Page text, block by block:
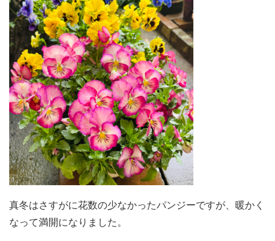
真冬はさすがに花数の少なかったパンジーですが、暖かく
なって満開になりました。